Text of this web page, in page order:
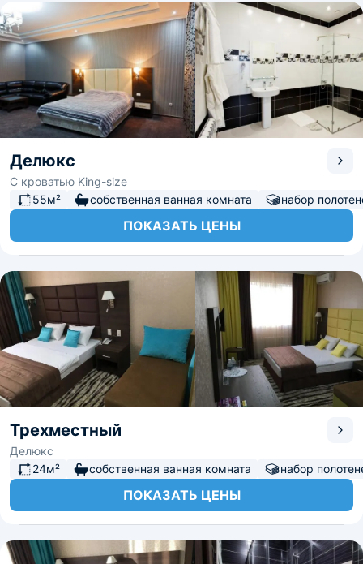
Делюкс
С кроватью King-size
55м²
собственная ванная комната набор
ПОКАЗАТЬ ЦЕНЫ
Трехместный
Делюкс
24м²
собственная ванная комната набор
ПОКАЗАТЬ ЦЕНЫ